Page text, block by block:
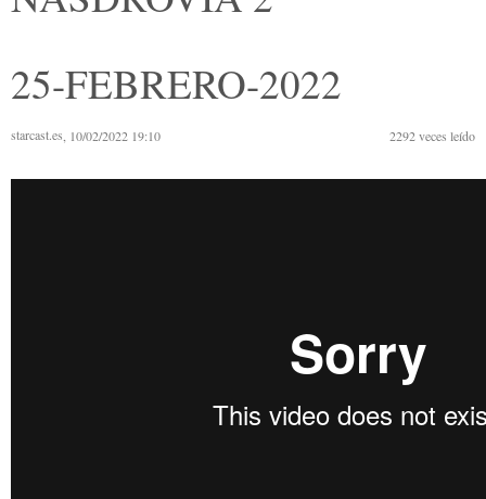
25-FEBRERO-2022
starcast.es , 10/02/2022 19:10 2292veces leído